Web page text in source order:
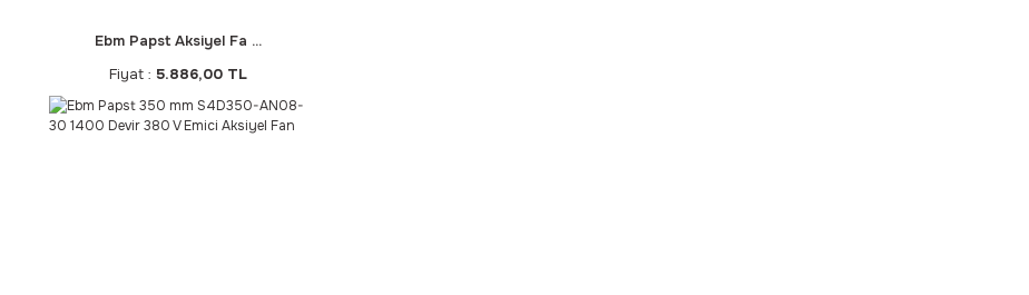
Ebm Papst Aksiyel Fa ...
Fiyat : 5.886,00 TL